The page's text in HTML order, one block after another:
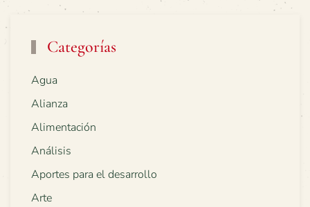
Categorías
Agua
Alianza
Alimentación
Análisis
Aportes para el desarrollo
Arte